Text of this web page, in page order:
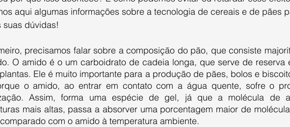
aqui algumas informações sobre a tecnologia de cereais e de pães
suas dúvidas!
O amido é o um carboidrato de cadeia longa, que serve de reserva
Ele é muito importante para a produção de pães, bolos e
o amido, ao entrar em contato com a água quente, sofre o
Assim, forma uma espécie de gel, já que a molécula de
mais altas, passa a absorver uma porcentagem maior de
com o amido à temperatura ambiente.